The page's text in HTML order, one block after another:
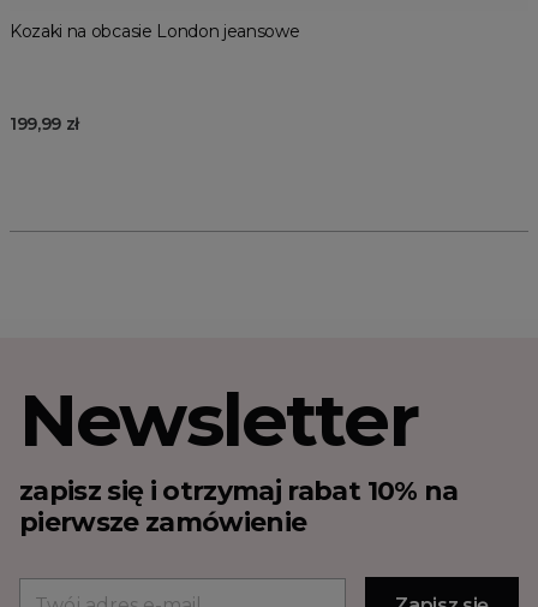
Kozaki na obcasie London jeansowe
199,99 zł
Newsletter
zapisz się i otrzymaj rabat 10% na
pierwsze zamówienie